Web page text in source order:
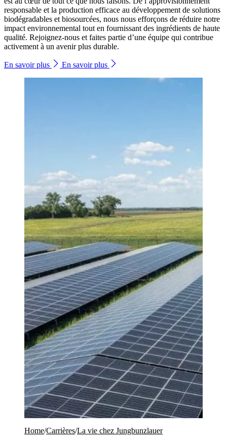
responsable et la production efficace au développement de solutions
biodégradables et biosourcées, nous nous efforçons de réduire notre
impact environnemental tout en fournissant des ingrédients de haute
qualité. Rejoignez-nous et faites partie d’une équipe qui contribue
activement à un avenir plus durable.
En savoir plus En savoir plus
Home/Carrières/La vie chez Jungbunzlauer